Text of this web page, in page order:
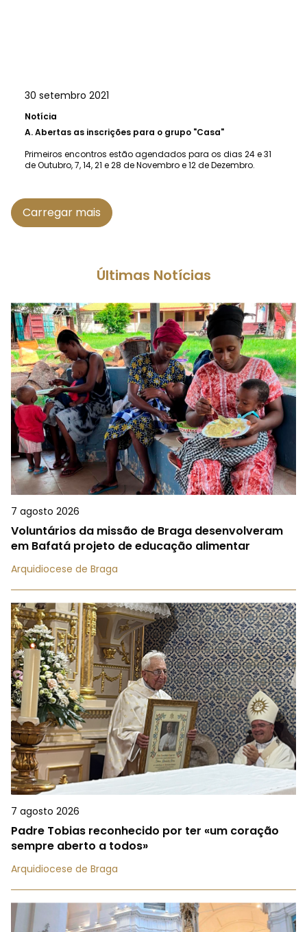
30 setembro 2021
Notícia
A.Abertas as inscrições para o grupo "Casa"
Primeiros encontros estão agendados para os dias 24 e 31
de Outubro, 7, 14, 21 e 28 de Novembro e 12 de Dezembro.
Carregar mais
Últimas Notícias
7 agosto 2026
Voluntários da missão de Braga desenvolveram
em Bafatá projeto de educação alimentar
Arquidiocese de Braga
7 agosto 2026
Padre Tobias reconhecido por ter «um coração
sempre aberto a todos»
Arquidiocese de Braga